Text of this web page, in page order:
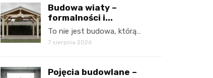
Budowa wiaty –
formalności i...
To nie jest budowa, którą…
7 sierpnia 2026
Pojęcia budowlane –